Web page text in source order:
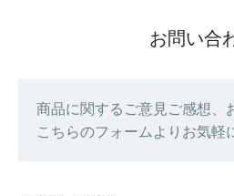
お問い合
商品に関するご意見ご感想、
こちらのフォームよりお気軽